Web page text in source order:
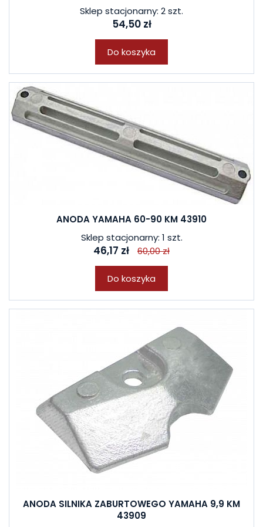
Sklep stacjonarny: 2 szt.
54,50 zł
Do koszyka
ANODA YAMAHA 60-90 KM 43910
Sklep stacjonarny: 1 szt.
46,17 zł 60,00 zł
Do koszyka
ANODA SILNIKA ZABURTOWEGO YAMAHA 9,9 KM
43909